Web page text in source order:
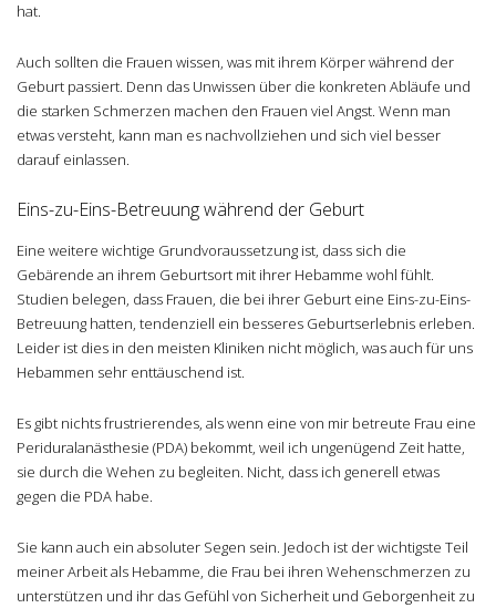
hat.
Auch sollten die Frauen wissen, was mit ihrem Körper während der
Geburt passiert. Denn das Unwissen über die konkreten Abläufe und
die starken Schmerzen machen den Frauen viel Angst. Wenn man
etwas versteht, kann man es nachvollziehen und sich viel besser
darauf einlassen.
Eins-zu-Eins-Betreuung während der Geburt
Eine weitere wichtige Grundvoraussetzung ist, dass sich die
Gebärende an ihrem Geburtsort mit ihrer Hebamme wohl fühlt.
Studien belegen, dass Frauen, die bei ihrer Geburt eine Eins-zu-Eins-
Betreuung hatten, tendenziell ein besseres Geburtserlebnis erleben.
Leider ist dies in den meisten Kliniken nicht möglich, was auch für uns
Hebammen sehr enttäuschend ist.
Es gibt nichts frustrierendes, als wenn eine von mir betreute Frau eine
Periduralanästhesie (PDA) bekommt, weil ich ungenügend Zeit hatte,
sie durch die Wehen zu begleiten. Nicht, dass ich generell etwas
gegen die PDA habe.
Sie kann auch ein absoluter Segen sein. Jedoch ist der wichtigste Teil
meiner Arbeit als Hebamme, die Frau bei ihren Wehenschmerzen zu
unterstützen und ihr das Gefühl von Sicherheit und Geborgenheit zu